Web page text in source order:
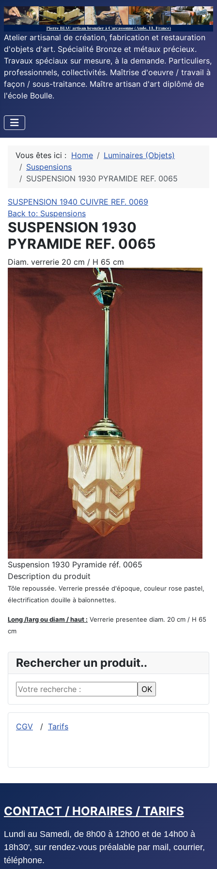
Atelier artisanal de création, fabrication et restauration
d'objets d'art. Spécialité Bronze et métaux précieux.
Travaux spéciaux sur mesure, à la demande. Particuliers,
professionnels, collectivités. Maîtrise d'oeuvre / travail à
façon / sous-traitance. Maître artisan d'art diplômé de
l'école Boulle.
Rechercher un produit..
CGV / Tarifs
Vous êtes ici : Home
Luminaires (Objets)
Suspensions
SUSPENSION 1930 PYRAMIDE REF. 0065
SUSPENSION 1940 CUIVRE REF. 0069
Back to: Suspensions
SUSPENSION 1930
PYRAMIDE REF. 0065
Diam. verrerie 20 cm / H 65 cm
Suspension 1930 Pyramide réf. 0065
Description du produit
Tôle repoussée. Verrerie pressée d'époque, couleur rose pastel,
électrification douille à baïonnettes.
Long /larg ou diam / haut : Verrerie presentee diam. 20 cm / H 65
cm
CONTACT / HORAIRES / TARIFS
Lundi au Samedi, de 8h00 à 12h00 et de 14h00 à
18h30', sur rendez-vous préalable par mail, courrier,
téléphone.